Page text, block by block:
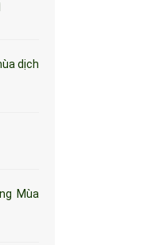
dịch
Mùa